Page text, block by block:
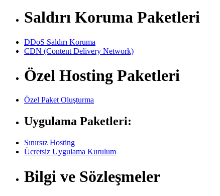
Saldırı Koruma Paketleri
DDoS Saldırı Koruma
CDN (Content Delivery Network)
Özel Hosting Paketleri
Özel Paket Oluşturma
Uygulama Paketleri:
Sınırsız Hosting
Ücretsiz Uygulama Kurulum
Bilgi ve Sözleşmeler